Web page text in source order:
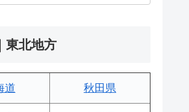
東北地方
道 秋田県